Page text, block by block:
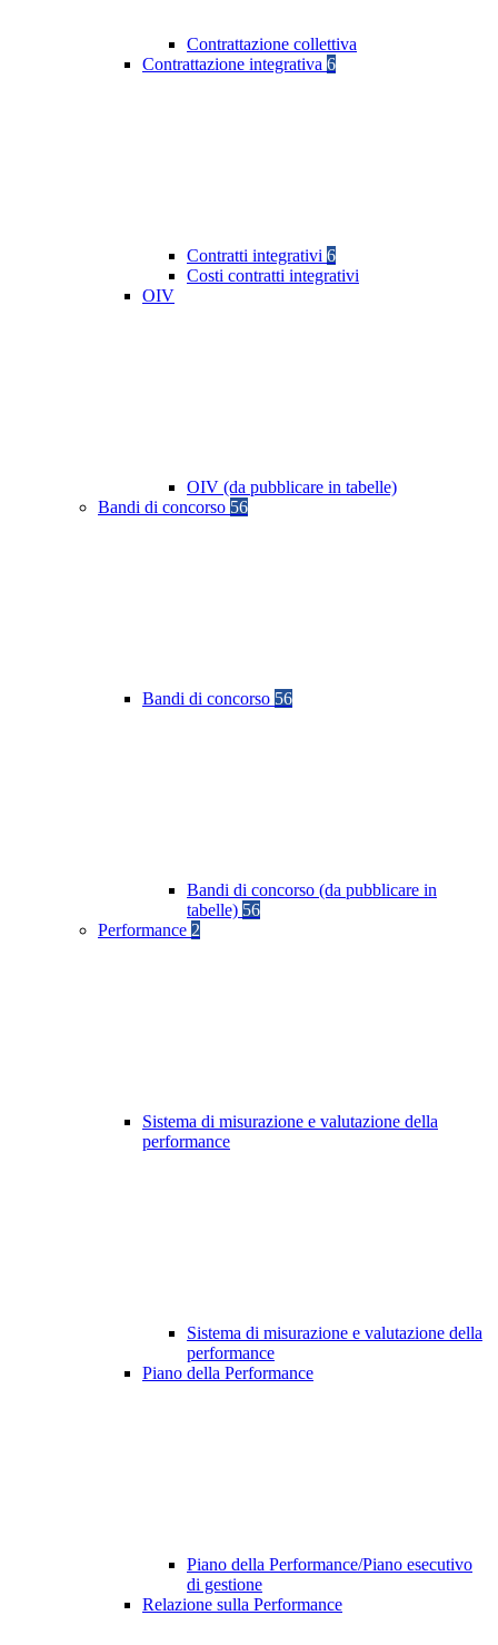
Contrattazione collettiva
Contrattazione integrativa 6
Contratti integrativi 6
Costi contratti integrativi
OIV
OIV (da pubblicare in tabelle)
Bandi di concorso 56
Bandi di concorso 56
Bandi di concorso (da pubblicare in
tabelle) 56
Performance 2
Sistema di misurazione e valutazione della
performance
Sistema di misurazione e valutazione della
performance
Piano della Performance
Piano della Performance/Piano esecutivo
di gestione
Relazione sulla Performance